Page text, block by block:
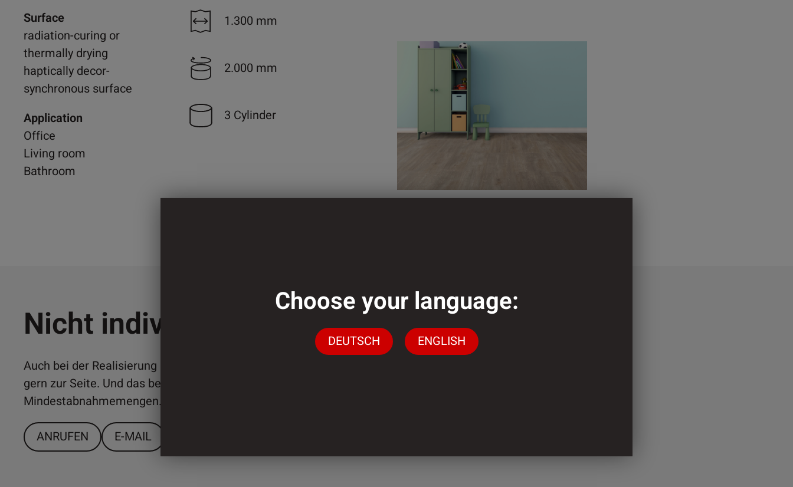
Surface
radiation-curing or
thermally drying
haptically decor-
synchronous surface
Application
Office
Living room
Bathroom
1.300 mm
2.000 mm
3 Cylinder
Nicht individuell genug?
Auch bei der Realisierung individueller Lösungen stehen wir Ihnen
gern zur Seite. Und das bereits ab relativ geringen
Mindestabnahmemengen. Sprechen Sie uns an.
ANRUFEN E-MAIL
Choose your language:
DEUTSCH ENGLISH